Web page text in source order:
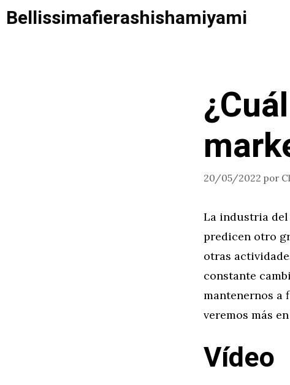
Saltar
alBellissimafierashishamiyami
20/05/2022 por
La industria
predicen otro
otras
constante
mantenernos a
veremos más
Vídeo